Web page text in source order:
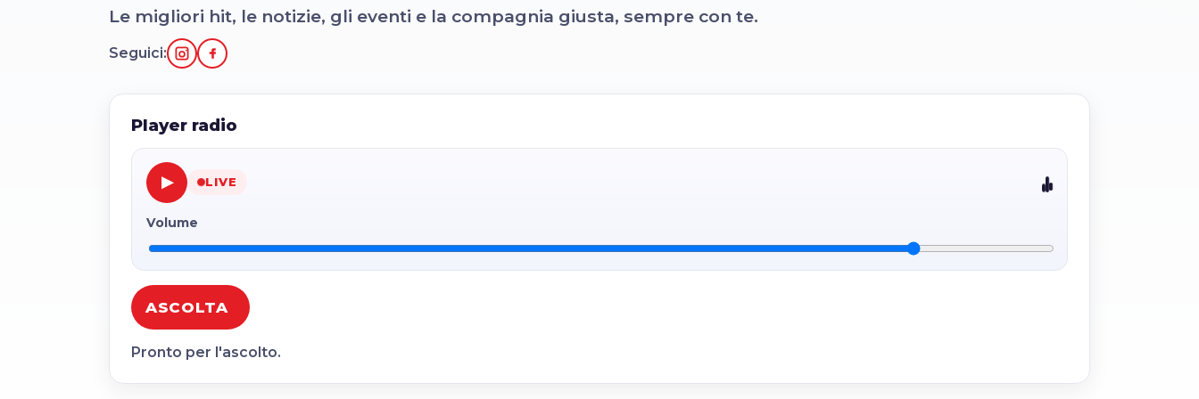
Le migliori hit, le notizie, gli eventi e la compagnia giusta, sempre con te.
Seguici:
Player radio
▶ LIVE
Volume
ASCOLTA
Pronto per l'ascolto.